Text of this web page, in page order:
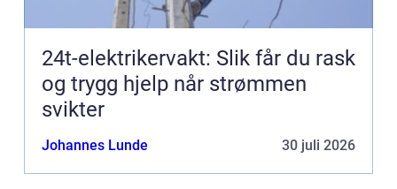
24t-elektrikervakt: Slik får du rask
og trygg hjelp når strømmen
svikter
Johannes Lunde 30 juli 2026